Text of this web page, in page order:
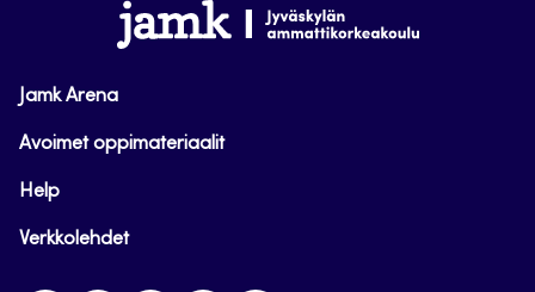
www.jamk.fi
Jamk Arena
Avoimet oppimateriaalit
Help
Verkkolehdet